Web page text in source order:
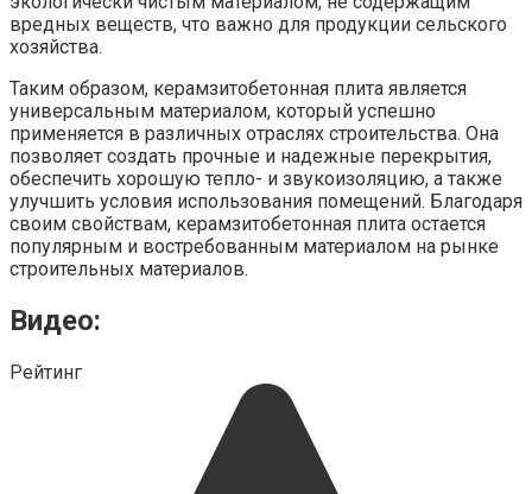
вредных веществ, что важно для продукции сельского
хозяйства.
Таким образом, керамзитобетонная плита является
универсальным материалом, который успешно
применяется в различных отраслях строительства. Она
позволяет создать прочные и надежные перекрытия,
обеспечить хорошую тепло- и звукоизоляцию, а также
улучшить условия использования помещений. Благодаря
своим свойствам, керамзитобетонная плита остается
популярным и востребованным материалом на рынке
строительных материалов.
Видео:
Рейтинг